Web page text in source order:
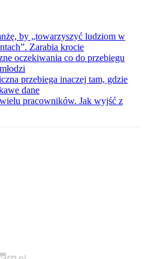
by „towarzyszyć ludziom w
Zarabia krocie
oczekiwania co do przebiegu
przebiega inaczej tam, gdzie
dane
pracowników. Jak wyjść z